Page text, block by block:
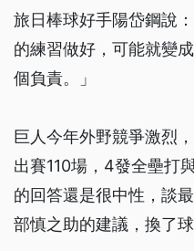
旅日棒球好手陽岱鋼說
的練習做好，可能就變
個負責。」
巨人今年外野競爭激烈
出賽110場，4發全壘打
的回答還是很中性，談
部慎之助的建議，換了球